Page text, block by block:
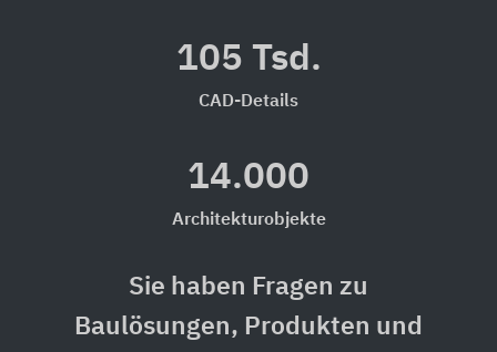
105 Tsd.
CAD-Details
14.000
Architekturobjekte
Sie haben Fragen zu
Baulösungen, Produkten und